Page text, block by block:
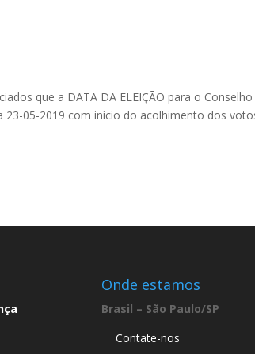
que a DATA DA ELEIÇÃO para o
23-05-2019 com início do acolhimento dos
Onde estamos
Brasil – São Paulo/SP
Contate-nos